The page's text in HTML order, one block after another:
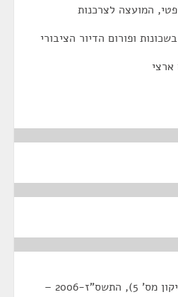
המועצה לצרכנות
ופורום הדיור הציבורי
ארצי
הצעת חוק המכר (דירות)(תיקון מס' 5), התשס"ז-2006 –